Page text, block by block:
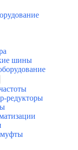
шины
редукторы
муфты